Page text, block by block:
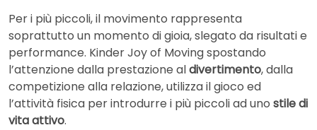
Per i più piccoli, il movimento rappresenta
soprattutto un momento di gioia, slegato da risultati e
performance. Kinder Joy of Moving spostando
l’attenzione dalla prestazione aldivertimento, dalla
competizione alla relazione, utilizza il gioco ed
l’attività fisica per introdurre i più piccoli ad uno stile di
vita attivo.